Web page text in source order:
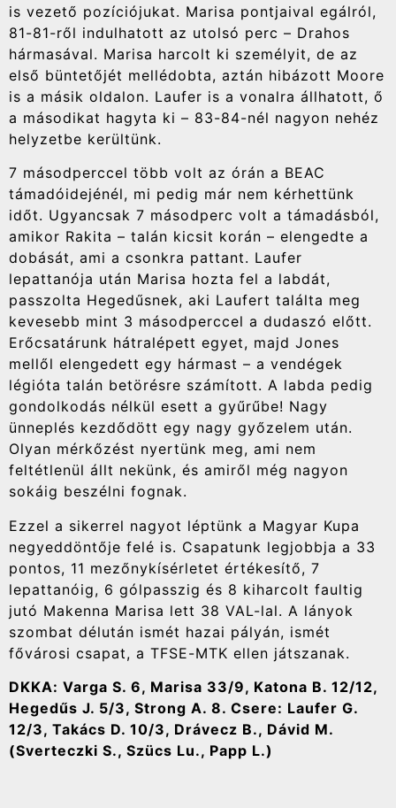
is vezető pozíciójukat. Marisa pontjaival egálról,
81-81-ről indulhatott az utolsó perc – Drahos
hármasával. Marisa harcolt ki személyit, de az
első büntetőjét mellédobta, aztán hibázott Moore
is a másik oldalon. Laufer is a vonalra állhatott, ő
a másodikat hagyta ki – 83-84-nél nagyon nehéz
helyzetbe kerültünk.
7 másodperccel több volt az órán a BEAC
támadóidejénél, mi pedig már nem kérhettünk
időt. Ugyancsak 7 másodperc volt a támadásból,
amikor Rakita – talán kicsit korán – elengedte a
dobását, ami a csonkra pattant. Laufer
lepattanója után Marisa hozta fel a labdát,
passzolta Hegedűsnek, aki Laufert találta meg
kevesebb mint 3 másodperccel a dudaszó előtt.
Erőcsatárunk hátralépett egyet, majd Jones
mellől elengedett egy hármast – a vendégek
légióta talán betörésre számított. A labda pedig
gondolkodás nélkül esett a gyűrűbe! Nagy
ünneplés kezdődött egy nagy győzelem után.
Olyan mérkőzést nyertünk meg, ami nem
feltétlenül állt nekünk, és amiről még nagyon
sokáig beszélni fognak.
Ezzel a sikerrel nagyot léptünk a Magyar Kupa
negyeddöntője felé is. Csapatunk legjobbja a 33
pontos, 11 mezőnykísérletet értékesítő, 7
lepattanóig, 6 gólpasszig és 8 kiharcolt faultig
jutó Makenna Marisa lett 38 VAL-lal. A lányok
szombat délután ismét hazai pályán, ismét
fővárosi csapat, a TFSE-MTK ellen játszanak.
DKKA: Varga S. 6, Marisa 33/9, Katona B. 12/12,
Hegedűs J. 5/3, Strong A. 8. Csere: Laufer G.
12/3, Takács D. 10/3, Drávecz B., Dávid M.
(Sverteczki S., Szücs Lu., Papp L.)